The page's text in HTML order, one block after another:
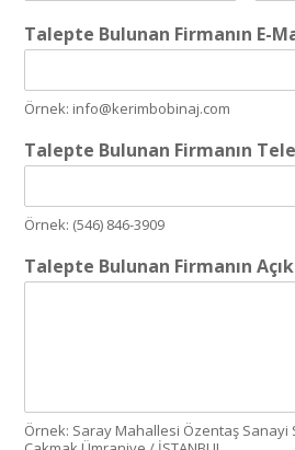
Talepte Bulunan Firmanın E-
Örnek: info@kerimbobinaj.com
Talepte Bulunan Firmanın
Örnek: (546) 846-3909
Talepte Bulunan Firmanın
Örnek: Saray Mahallesi Özentaş Sanayi